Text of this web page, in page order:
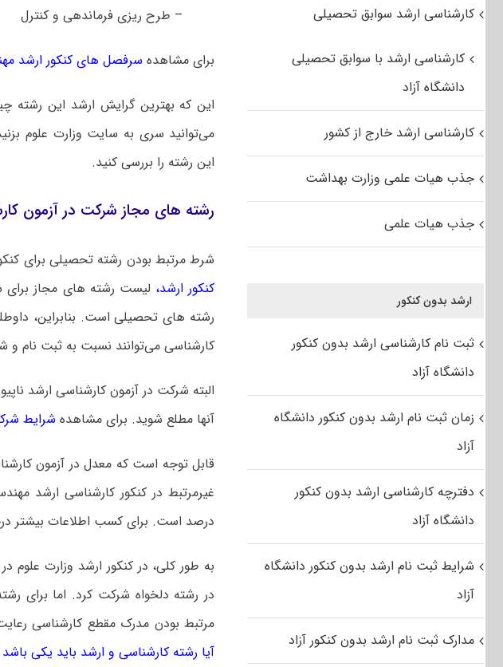
– طرح ریزی فرماندهی و کنترل
برای مشاهده سرفصل های کنکور ارشد
این که بهترین گرایش ارشد این رشته
می‌توانید سری به سایت وزارت علوم
این رشته را بررسی کنید.
رشته های مجاز شرکت در آزمون
شرط مرتبط بودن رشته تحصیلی برای
کنکور ارشد، لیست رشته های مجاز برای
رشته های تحصیلی است‌. بنابراین،
کارشناسی می‌توانند نسبت به ثبت نام و
البته شرکت در آزمون کارشناسی ارشد
آنها مطلع شوید. برای مشاهده شرایط
درصد است. برای کسب اطلاعات بیشتر
به طور کلی، در کنکور ارشد وزارت
در رشته دلخواه شرکت کرد. اما برای
مرتبط بودن مدرک مقطع کارشناسی
آیا رشته کارشناسی و ارشد باید یکی باشد
کارشناسی ارشد سوابق تحصیلی
کارشناسی ارشد با سوابق تحصیلی
دانشگاه آزاد
کارشناسی ارشد خارج از کشور
جذب هیات علمی وزارت بهداشت
جذب هیات علمی
ارشد بدون کنکور
ثبت نام کارشناسی ارشد بدون کنکور
دانشگاه آزاد
زمان ثبت نام ارشد بدون کنکور دانشگاه
آزاد
دفترچه کارشناسی ارشد بدون کنکور
دانشگاه آزاد
شرایط ثبت نام ارشد بدون کنکور دانشگاه
آزاد
مدارک ثبت نام ارشد بدون کنکور آزاد